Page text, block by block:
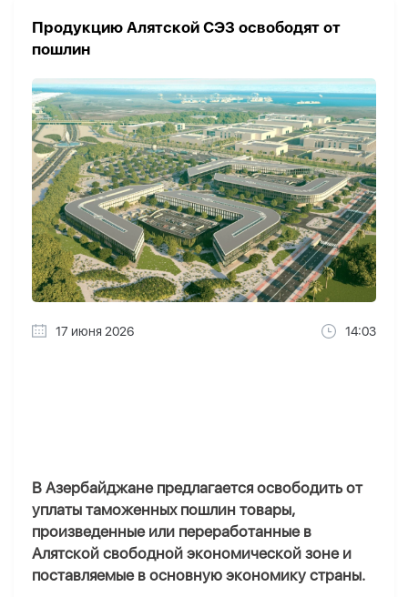
Продукцию Алятской СЭЗ освободят от
пошлин
17 июня 2026 14:03
В Азербайджане предлагается освободить от
уплаты таможенных пошлин товары,
произведенные или переработанные в
Алятской свободной экономической зоне и
поставляемые в основную экономику страны.